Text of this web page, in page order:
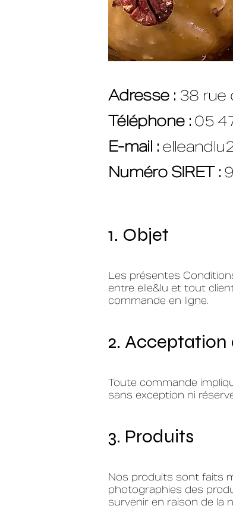
Adresse : 38 rue
Téléphone :05
E-mail :
Numéro SIRET :
1. Objet
Les présentes
entre elle&lu et tout
commande en ligne.
2.
Toute commande
sans exception ni
3. Produits
Nos produits sont faits
photographies des
survenir en raison de la